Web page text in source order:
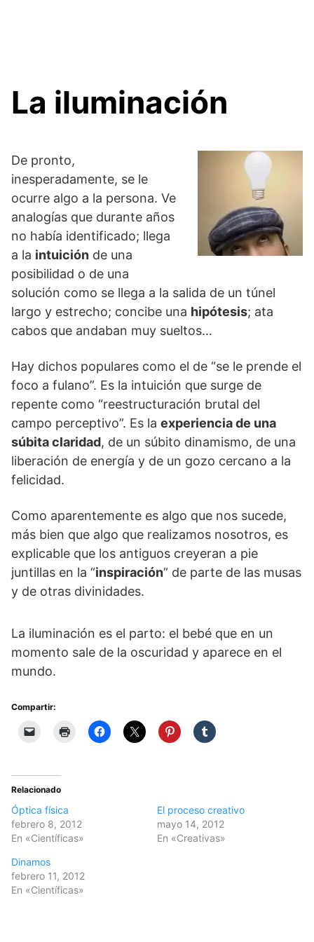
La iluminación
De pronto,
inesperadamente, se le
ocurre algo a la persona. Ve
analogías que durante años
no había identificado; llega
a la intuición de una
posibilidad o de una
solución como se llega a la salida de un túnel
largo y estrecho; concibe una hipótesis; ata
cabos que andaban muy sueltos…
Hay dichos populares como el de “se le prende el
foco a fulano”. Es la intuición que surge de
repente como “reestructuración brutal del
campo perceptivo”. Es la experiencia de una
súbita claridad, de un súbito dinamismo, de una
liberación de energía y de un gozo cercano a la
felicidad.
Como aparentemente es algo que nos sucede,
más bien que algo que realizamos nosotros, es
explicable que los antiguos creyeran a pie
juntillas en la “inspiración” de parte de las musas
y de otras divinidades.
La iluminación es el parto: el bebé que en un
momento sale de la oscuridad y aparece en el
mundo.
Compartir:
Relacionado
Óptica física
febrero 8, 2012
En «Científicas»
El proceso creativo
mayo 14, 2012
En «Creativas»
Dinamos
febrero 11, 2012
En «Científicas»